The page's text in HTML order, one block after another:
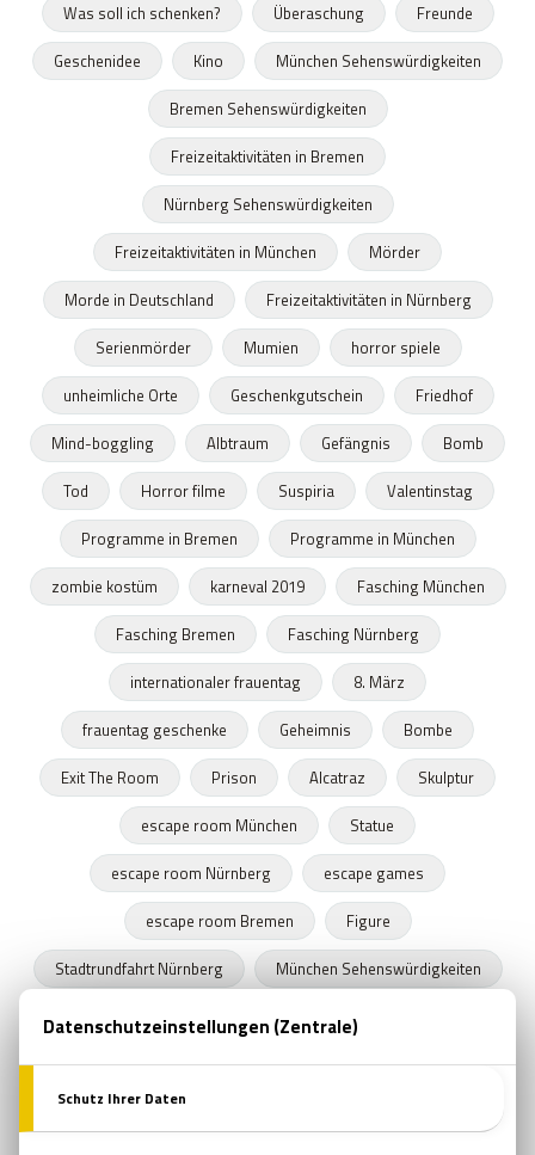
Was soll ich schenken?
Überaschung
Freunde
Geschenidee
Kino
München Sehenswürdigkeiten
Bremen Sehenswürdigkeiten
Freizeitaktivitäten in Bremen
Nürnberg Sehenswürdigkeiten
Freizeitaktivitäten in München
Mörder
Morde in Deutschland
Freizeitaktivitäten in Nürnberg
Serienmörder
Mumien
horror spiele
unheimliche Orte
Geschenkgutschein
Friedhof
Mind-boggling
Albtraum Gefängnis
Bomb
Tod
Horror filme Suspiria
Valentinstag
Programme in Bremen
Programme in München
zombie kostüm
karneval 2019
Fasching München
Fasching Bremen
Fasching Nürnberg
internationaler frauentag
8. März
frauentag geschenke
Geheimnis
Bombe
Exit The Room
Prison Alcatraz
Skulptur
escape room München
Statue
escape room Nürnberg
escape games
escape room Bremen
Figure
Stadtrundfahrt Nürnberg
München Sehenswürdigkeiten
Stadtrundfahrt München
Stadtrundfahrt Bremen
Frühling
Programme in Nürnberg
Zeitkapseln